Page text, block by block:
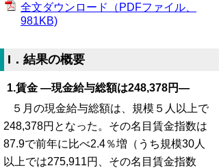
全文ダウンロード（PDFファイル、
981KB)
I．結果の概要
1.賃金 ―現金給与総額は248,378円―
５月の現金給与総額は、規模５人以上で
248,378円となった。その名目賃金指数は
87.9で前年に比べ2.4％増（うち規模30人
以上では275,911円、その名目賃金指数